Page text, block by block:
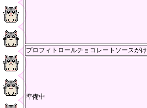
プロフィトロールチョコレートソースがけ
準備中